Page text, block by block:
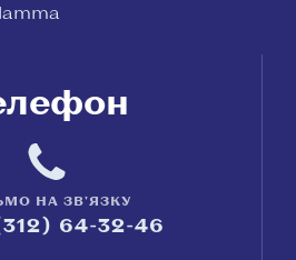
НА ЗВ'ЯЗКУ
64-32-46